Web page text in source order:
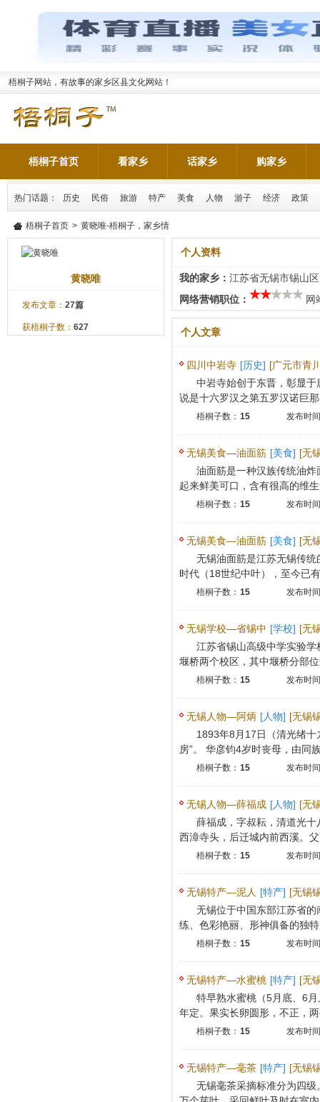
梧桐子网站，有故事的家乡区县文化网站！
梧桐子首页 看家乡 话家乡 购家乡
热门话题： 历史 民俗 旅游 特产 美食 人物 游子 经济 政策
梧桐子首页 > 黄晓唯-梧桐子，家乡情
黄晓唯
发布文章： 27篇
获梧桐子数： 627
个人资料
我的家乡： 江苏省无锡市锡山区
网络营销职位：
网
个人文章
四川中岩寺 [历史] [广元市青
中岩寺始创于东晋，彰显
说是十六罗汉之第五罗汉诺巨
梧桐子数： 15 发布时
无锡美食—油面筋 [美食] [无
油面筋是一种汉族传统油
起来鲜美可口，含有很高的维
梧桐子数： 15 发布时
无锡美食—油面筋 [美食] [无
无锡油面筋是江苏无锡传
时代（18世纪中叶），至今已
梧桐子数： 15 发布时
无锡学校—省锡中 [学校] [无
江苏省锡山高级中学实验
堰桥两个校区，其中堰桥分部
梧桐子数： 15 发布时
无锡人物—阿炳 [人物] [无锡
1893年8月17日（清光绪十
房”。 华彦钧4岁时丧母，由同
梧桐子数： 15 发布时
无锡人物—薛福成 [人物] [无
薛福成，字叔耘，清道光
西漳寺头，后迁城内前西溪。
梧桐子数： 15 发布时
无锡特产—泥人 [特产] [无锡
无锡位于中国东部江苏省
练、色彩艳丽、形神俱备的独
梧桐子数： 15 发布时
无锡特产—水蜜桃 [特产] [无
特早熟水蜜桃（5月底、6
年定。果实长卵圆形，不正，
梧桐子数： 15 发布时
无锡特产—毫茶 [特产] [无锡
无锡毫茶采摘标准分为四